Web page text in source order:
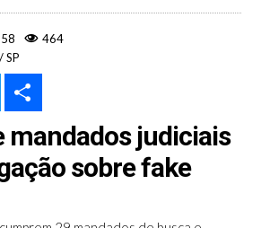
464
SP
Twitter
mandados judiciais
sobre fake